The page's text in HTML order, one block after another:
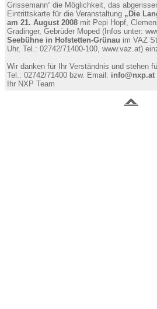
Grissemann“ die Möglichkeit, das
Eintrittskarte für die Veranstaltung „Die
am 21. August 2008 mit Pepi Hopf,
Gradinger, Gebrüder Moped (Infos unter:
Seebühne in Hofstetten-Grünau im VAZ
Uhr, Tel.: 02742/71400-100, www.vaz.at)
Wir danken für Ihr Verständnis und stehen
Tel.: 02742/71400 bzw. Email: info@nxp.at
Ihr NXP Team